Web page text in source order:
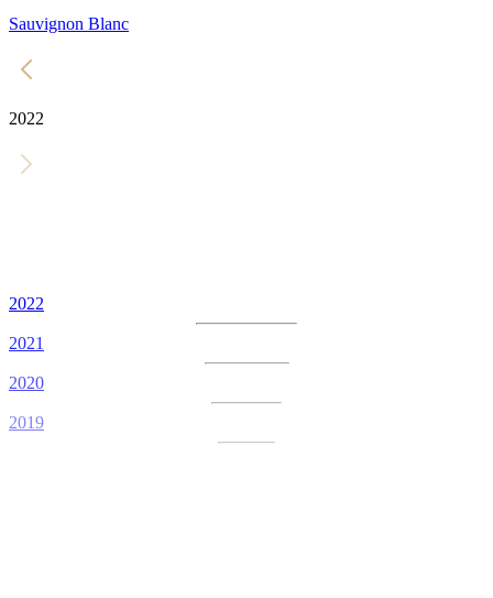
Sauvignon Blanc
2022
2022
2021
2020
2019